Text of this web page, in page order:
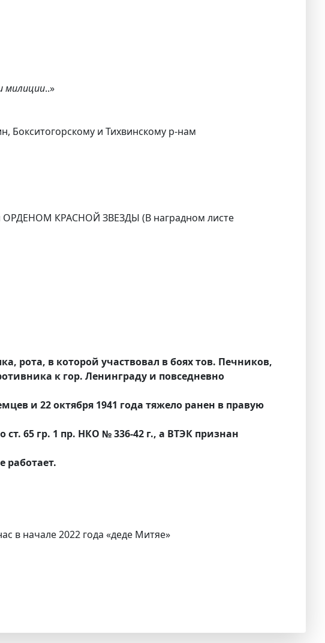
милиции..»
Бокситогорскому и Тихвинскому р-нам
ОРДЕНОМ КРАСНОЙ ЗВЕЗДЫ (В наградном листе
рота, в которой участвовал в боях тов. Печников,
к гор. Ленинграду и повседневно
и 22 октября 1941 года тяжело ранен в правую
65 гр. 1 пр. НКО № 336-42 г., а ВТЭК признан
работает.
в начале 2022 года «деде Митяе»